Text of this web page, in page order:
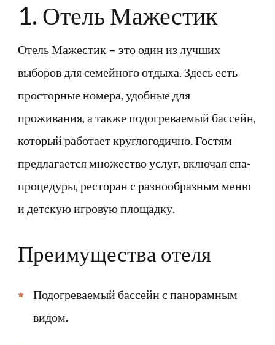
1. Отель Мажестик
Отель Мажестик – это один из лучших
выборов для семейного отдыха. Здесь есть
просторные номера, удобные для
проживания, а также подогреваемый бассейн,
который работает круглогодично. Гостям
предлагается множество услуг, включая спа-
процедуры, ресторан с разнообразным меню
и детскую игровую площадку.
Преимущества отеля
Подогреваемый бассейн с панорамным
видом.